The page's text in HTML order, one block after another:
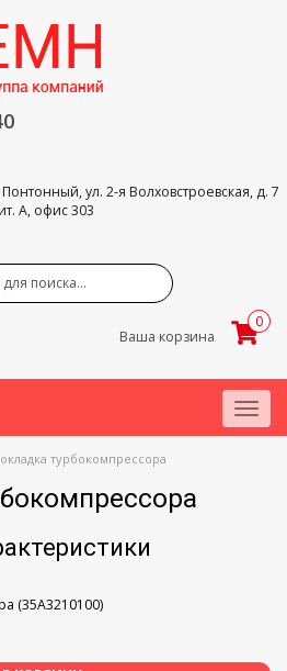
ул. 2-я Волховстроевская, д. 7
А, офис 303
Ваша корзина
0
Menu
турбокомпрессора
(35A3210100)